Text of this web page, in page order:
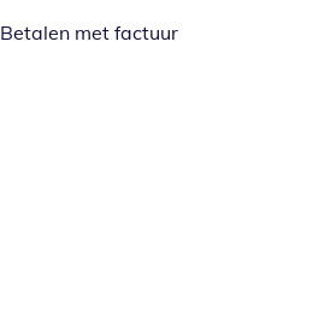
Betalen met factuur